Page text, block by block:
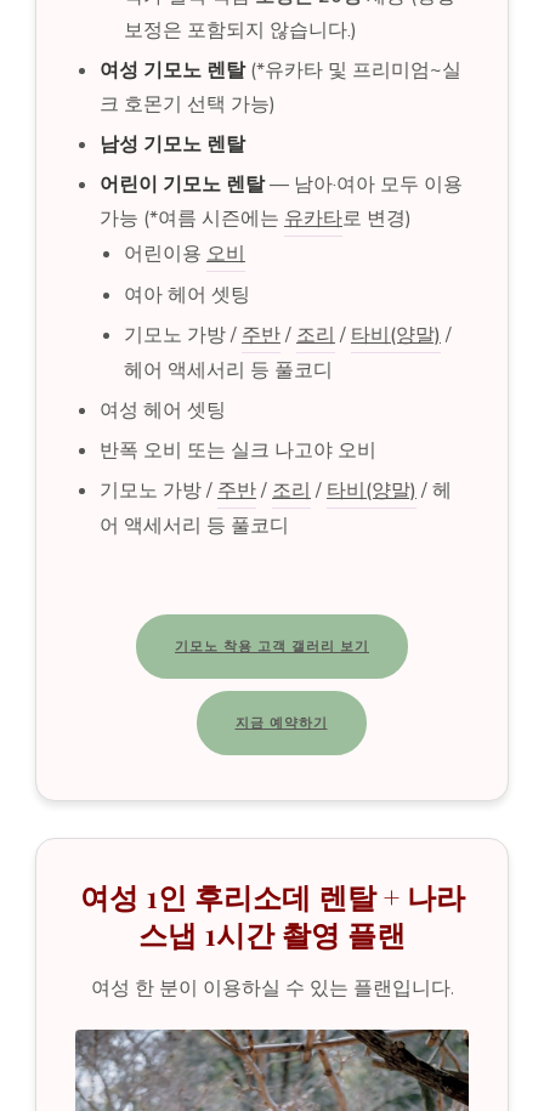
보정은 포함되지 않습니다.)
여성 기모노 렌탈(*유카타 및 프리미엄~실
크 호몬기 선택 가능)
남성 기모노 렌탈
어린이 기모노 렌탈— 남아·여아 모두 이용
가능 (*여름 시즌에는 유카타로 변경)
어린이용 오비
여아 헤어 셋팅
기모노 가방 / 주반/ 조리 / 타비(양말) /
헤어 액세서리 등 풀코디
여성 헤어 셋팅
반폭 오비 또는 실크 나고야 오비
기모노 가방 / 주반/ 조리 / 타비(양말) / 헤
어 액세서리 등 풀코디
기모노 착용 고객 갤러리 보기
지금 예약하기
여성 1인 후리소데 렌탈 + 나라
스냅 1시간 촬영 플랜
여성 한 분이 이용하실 수 있는 플랜입니다.